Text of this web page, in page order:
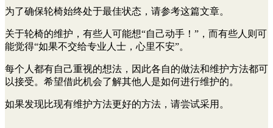
为了确保轮椅始终处于最佳状态，请参考这篇文章。
关于轮椅的维护，有些人可能想“自己动手！”，而有些人则可
能觉得“如果不交给专业人士，心里不安”。
每个人都有自己重视的想法，因此各自的做法和维护方法都可
以接受。希望借此机会了解其他人是如何进行维护的。
如果发现比现有维护方法更好的方法，请尝试采用。